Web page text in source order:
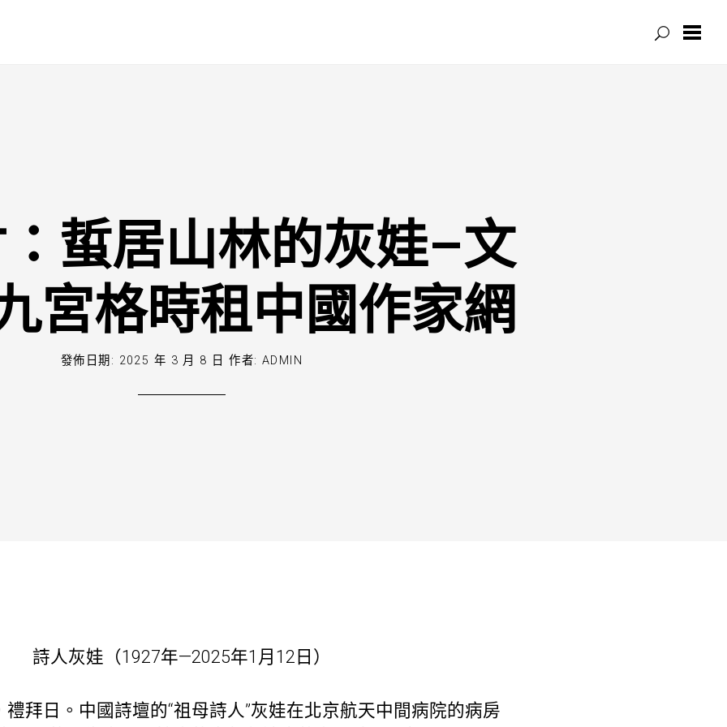
蜇居山林的灰娃–文
宮格時租中國作家網
發佈日期: 2025 年 3 月 8 日 作者: ADMIN
詩人灰娃（1927年—2025年1月12日）
拜日。中國詩壇的“祖母詩人”灰娃在北京航天中間病院的病房